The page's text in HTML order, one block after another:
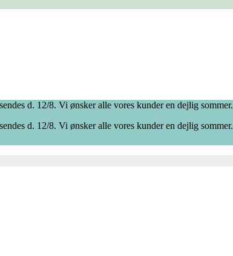
d. 12/8. Vi ønsker alle vores kunder en dejlig sommer.
d. 12/8. Vi ønsker alle vores kunder en dejlig sommer.